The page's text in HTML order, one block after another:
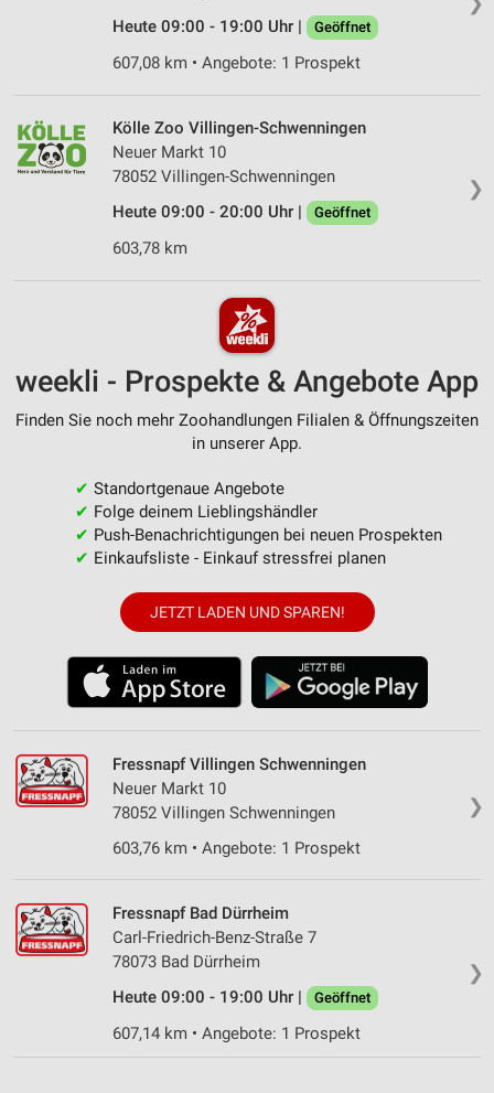
Heute 09:00 - 19:00 Uhr |
Geöffnet
607,08 km • Angebote: 1 Prospekt
❯
Kölle Zoo Villingen-Schwenningen
Neuer Markt 10
78052 Villingen-Schwenningen
Heute 09:00 - 20:00 Uhr |
Geöffnet
603,78 km
weekli - Prospekte & Angebote App
Finden Sie noch mehr Zoohandlungen Filialen & Öffnungszeiten
in unserer App.
✔ Standortgenaue Angebote
✔ Folge deinem Lieblingshändler
✔ Push-Benachrichtigungen bei neuen Prospekten
✔ Einkaufsliste - Einkauf stressfrei planen
JETZT LADEN UND SPAREN!
❯
Fressnapf Villingen Schwenningen
Neuer Markt 10
78052 Villingen Schwenningen
603,76 km • Angebote: 1 Prospekt
❯
Fressnapf Bad Dürrheim
Carl-Friedrich-Benz-Straße 7
78073 Bad Dürrheim
Heute 09:00 - 19:00 Uhr |
Geöffnet
607,14 km • Angebote: 1 Prospekt